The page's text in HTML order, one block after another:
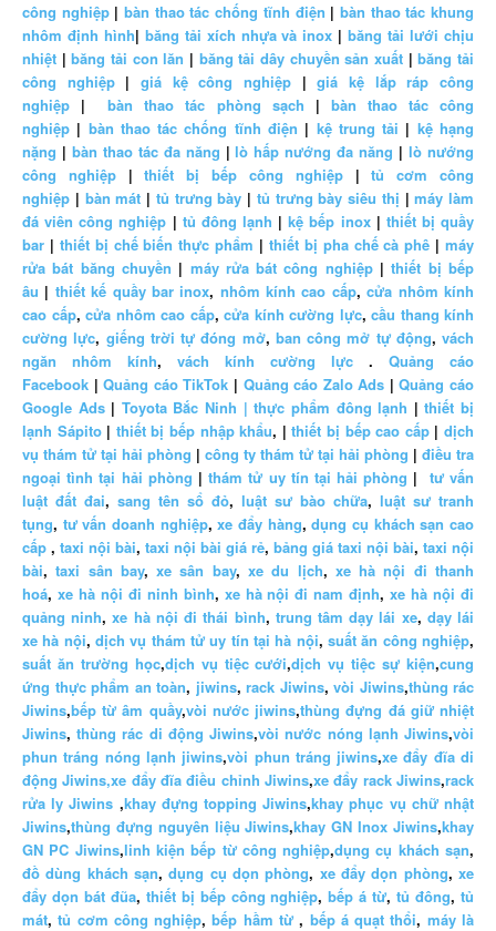
công nghiệp|bàn thao tác chống tĩnh điện | bàn thao tác khung
nhôm định hình| băng tải xích nhựa và inox |băng tải lưới chịu
nhiệt |băng tải con lăn | băng tải dây chuyền sản xuất |băng tải
công nghiệp|giá kệ công nghiệp |giá kệ lắp ráp công
nghiệp |bàn thao tác phòng sạch | bàn thao tác công
nghiệp | bàn thao tác chống tĩnh điện | kệ trung tải | kệ hạng
nặng | bàn thao tác đa năng |lò hấp nướng đa năng |lò nướng
công nghiệp|thiết bị bếp công nghiệp|tủ cơm công
nghiệp | bàn mát | tủ trưng bày | tủ trưng bày siêu thị |máy làm
đá viên công nghiệp | tủ đông lạnh |kệ bếp inox| thiết bị quầy
bar | thiết bị chế biến thực phẩm | thiết bị pha chế cà phê | máy
rửa bát băng chuyền | máy rửa bát công nghiệp|thiết bị bếp
âu | thiết kế quầy bar inox, nhôm kính cao cấp,cửa nhôm kính
cao cấp, cửa nhôm cao cấp, cửa kính cường lực, cầu thang kính
cường lực, giếng trời tự đóng mở, ban công mở tự động, vách
ngăn nhôm kính, vách kính cường lực . Quảng cáo
Facebook |Quảng cáo TikTok | Quảng cáo Zalo Ads |Quảng cáo
Google Ads| Toyota Bắc Ninh | thực phẩm đông lạnh |thiết bị
lạnh Sápito | thiết bị bếp nhập khẩu, |thiết bị bếp cao cấp|dịch
vụ thám tử tại hải phòng | công ty thám tử tại hải phòng | điều tra
ngoại tình tại hải phòng |thám tử uy tín tại hải phòng | tư vấn
luật đất đai, sang tên sổ đỏ, luật sư bào chữa, luật sư tranh
tụng, tư vấn doanh nghiệp,xe đẩy hàng,dụng cụ khách sạn cao
cấp , taxi nội bài, taxi nội bài giá rẻ, bảng giá taxi nội bài, taxi nội
bài,taxi sân bay,xe sân bay,xe du lịch, xe hà nội đi thanh
hoá, xe hà nội đi ninh bình, xe hà nội đi nam định,xe hà nội đi
quảng ninh,xe hà nội đi thái bình, trung tâm dạy lái xe, dạy lái
xe hà nội,dịch vụ thám tử uy tín tại hà nội,suất ăn công nghiệp,
suất ăn trường học,dịch vụ tiệc cưới,dịch vụ tiệc sự kiện,cung
ứng thực phẩm an toàn, jiwins, rack Jiwins, vòi Jiwins,thùng rác
Jiwins,bếp từ âm quầy,vòi nước jiwins,thùng đựng đá giữ nhiệt
Jiwins,thùng rác di động Jiwins,vòi nước nóng lạnh Jiwins,vòi
phun tráng nóng lạnh jiwins,vòi phun tráng jiwins,xe đẩy đĩa di
động Jiwins,xe đẩy đĩa điều chỉnh Jiwins,xe đẩy rack Jiwins,rack
rửa ly Jiwins ,khay đựng topping Jiwins,khay phục vụ chữ nhật
Jiwins,thùng đựng nguyên liệu Jiwins,khay GN Inox Jiwins,khay
GN PC Jiwins,linh kiện bếp từ công nghiệp,dụng cụ khách sạn,
đồ dùng khách sạn,dụng cụ dọn phòng, xe đẩy dọn phòng,xe
đẩy dọn bát đũa, thiết bị bếp công nghiệp,bếp á từ,tủ đông,tủ
mát,tủ cơm công nghiệp,bếp hầm từ , bếp á quạt thổi, máy là